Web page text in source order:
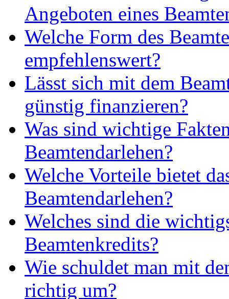
Angeboten eines
Welche Form des
empfehlenswert?
Lässt sich mit dem
günstig finanzieren?
Was sind wichtige
Beamtendarlehen?
Welche Vorteile bietet
Beamtendarlehen?
Welches sind die
Beamtenkredits?
Wie schuldet man mit
richtig um?